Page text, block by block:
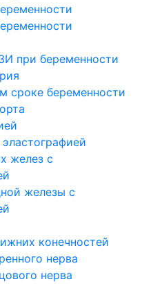
при беременности
сроке беременности
желез с
железы с
конечностей
нерва
нерва